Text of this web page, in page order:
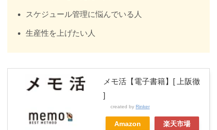
スケジュール管理に悩んでいる人
生産性を上げたい人
メモ活【電子書籍】[ 上阪徹
]
created by Rinker
Amazon 楽天市場